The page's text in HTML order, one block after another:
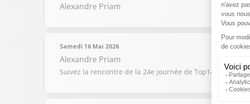
Alexandre Priam
Samedi 16 Mai 2026
Alexandre Priam
Suivez la rencontre de la 24e journée de Top14 entre le